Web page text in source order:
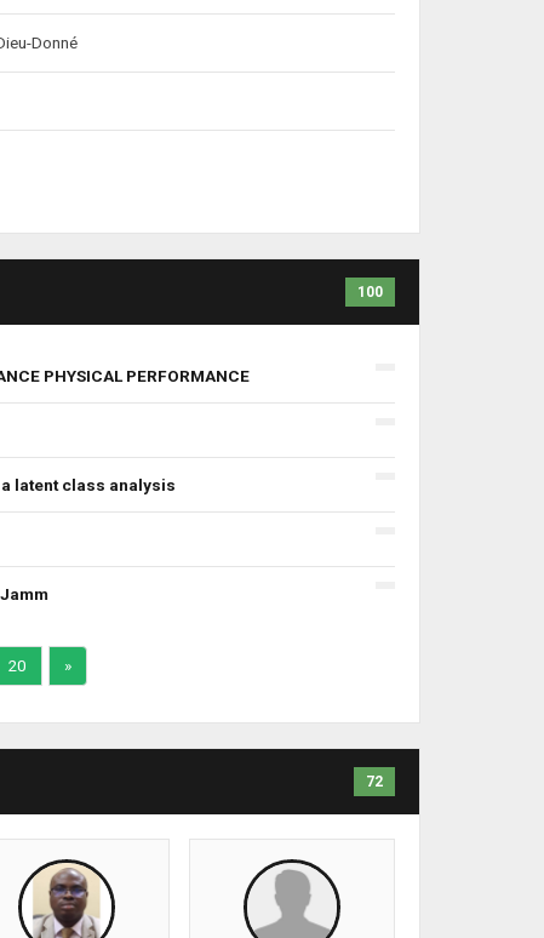
Donné
100
PHYSICAL PERFORMANCE
latent class analysis
20 »
72